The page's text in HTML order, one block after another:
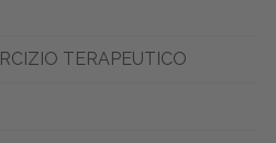
TERAPEUTICO